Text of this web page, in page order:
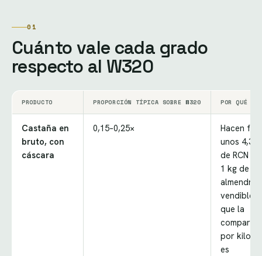
01
Cuánto vale cada grado
respecto al W320
PRODUCTO PROPORCIÓN TÍPICA SOBRE W320 POR QUÉ
Castaña en
bruto, con
cáscara
0,15–0,25×
Hacen
unos 4,3
de RCN
1 kg de
almendra
vendible,
que la
por kilo
es